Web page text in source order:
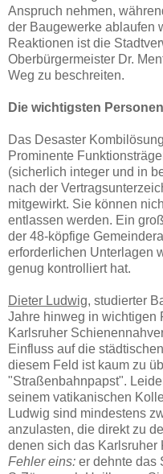
Anspruch nehmen,
der Baugewerke ablaufen
Reaktionen ist die
Oberbürgermeister Dr.
Weg zu beschreiten.
Die wichtigsten Personen
Das Desaster
Prominente
(sicherlich integer und in
nach der
mitgewirkt. Sie können
entlassen werden. Ein
der 48-köpfige
erforderlichen Unterlagen
genug kontrolliert hat.
Dieter Ludwig, studierter
Jahre hinweg in wichtigen
Karlsruher
Einfluss auf die
diesem Feld ist kaum zu
"Straßenbahnpapst".
seinem vatikanischen
Ludwig sind mindestens
anzulasten, die direkt zu
denen sich das Karlsruher
Fehler eins: er dehnte das